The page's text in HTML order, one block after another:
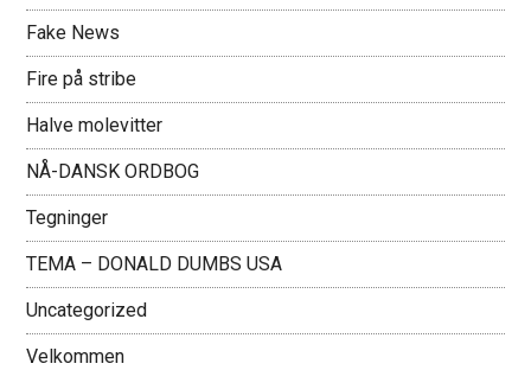
Fake News
Fire på stribe
Halve molevitter
NÅ-DANSK ORDBOG
Tegninger
TEMA – DONALD DUMBS USA
Uncategorized
Velkommen